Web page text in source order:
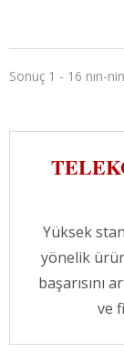
Sonuç 1 - 16 nın-
Yüksek
yönelik
başarısını
ve